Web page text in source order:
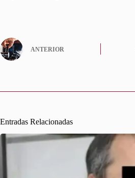
ANTERIOR
Entradas Relacionadas